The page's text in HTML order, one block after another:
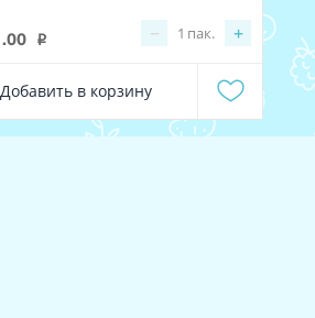
.00 i − +
1 пак.
Добавить в корзину